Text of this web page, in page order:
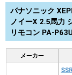
パナソニック
ノイーX 2.5馬力
リモコン PA-
メーカー